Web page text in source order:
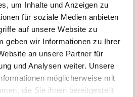
um Inhalte und Anzeigen zu
für soziale Medien anbieten
auf unsere Website zu
geben wir Informationen zu Ihrer
an unsere Partner für
und Analysen weiter. Unsere
möglicherweise mit
die Sie ihnen bereitgestellt